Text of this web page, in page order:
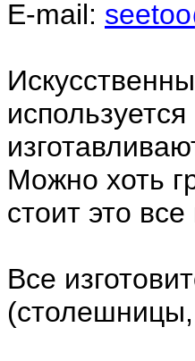
E-mail:
Можно хоть
стоит это
Все